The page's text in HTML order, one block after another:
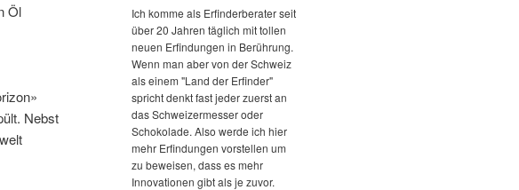
Öl
Nebst
Ich komme als Erfinderberater seit
über 20 Jahren täglich mit tollen
neuen Erfindungen in Berührung.
Wenn man aber von der Schweiz
als einem "Land der Erfinder"
spricht denkt fast jeder zuerst an
das Schweizermesser oder
Schokolade. Also werde ich hier
mehr Erfindungen vorstellen um
zu beweisen, dass es mehr
Innovationen gibt als je zuvor.